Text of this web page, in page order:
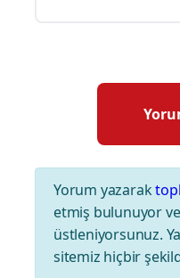
Yorum yazarak
etmiş bulunuyor
üstleniyorsunuz.
sitemiz hiçbir